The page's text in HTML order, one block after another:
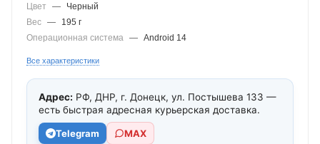
Цвет
—
Черный
Вес —
195 г
Операционная система — Android 14
Все характеристики
Адрес: РФ, ДНР, г. Донецк, ул. Постышева 133 —
есть быстрая адресная курьерская доставка.
Telegram МАХ